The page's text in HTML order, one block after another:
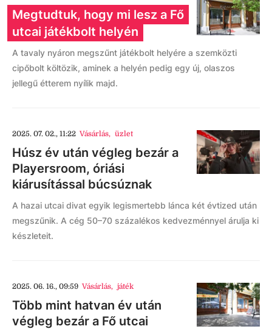
Megtudtuk, hogy mi lesz a Fő
utcai játékbolt helyén
A tavaly nyáron megszűnt játékbolt helyére a szemközti
cipőbolt költözik, aminek a helyén pedig egy új, olaszos
jellegű étterem nyílik majd.
2025. 07. 02., 11:22 Vásárlás, üzlet
Húsz év után végleg bezár a
Playersroom, óriási
kiárusítással búcsúznak
A hazai utcai divat egyik legismertebb lánca két évtized után
megszűnik. A cég 50–70 százalékos kedvezménnyel árulja ki
készleteit.
2025. 06. 16., 09:59 Vásárlás, játék
Több mint hatvan év után
végleg bezár a Fő utcai